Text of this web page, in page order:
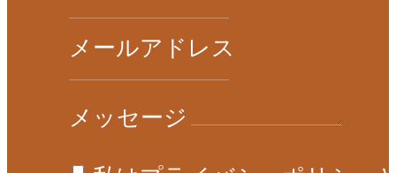
メールアドレス
メッセージ